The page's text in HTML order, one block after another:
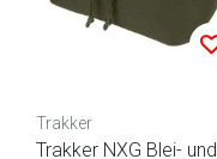
Trakker
Trakker NXG Blei- und